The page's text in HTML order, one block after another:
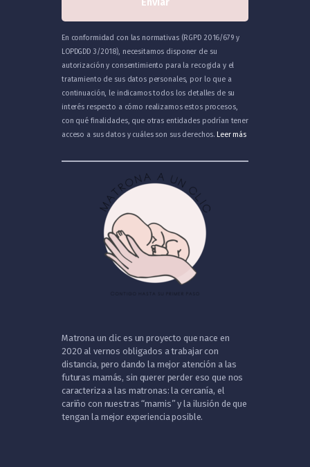
En conformidad con las normativas (RGPD 2016/679 y
LOPDGDD 3/2018), necesitamos disponer de su
autorización y consentimiento para la recogida y el
tratamiento de sus datos personales, por lo que a
continuación, le indicamos todos los detalles de su
interés respecto a cómo realizamos estos procesos,
con qué finalidades, que otras entidades podrían tener
acceso a sus datos y cuáles son sus derechos.Leer más
Matrona un clic es un proyecto que nace en
2020 al vernos obligados a trabajar con
distancia, pero dando la mejor atención a las
futuras mamás, sin querer perder eso que nos
caracteriza a las matronas: la cercanía, el
cariño con nuestras “mamis” y la ilusión de que
tengan la mejor experiencia posible.